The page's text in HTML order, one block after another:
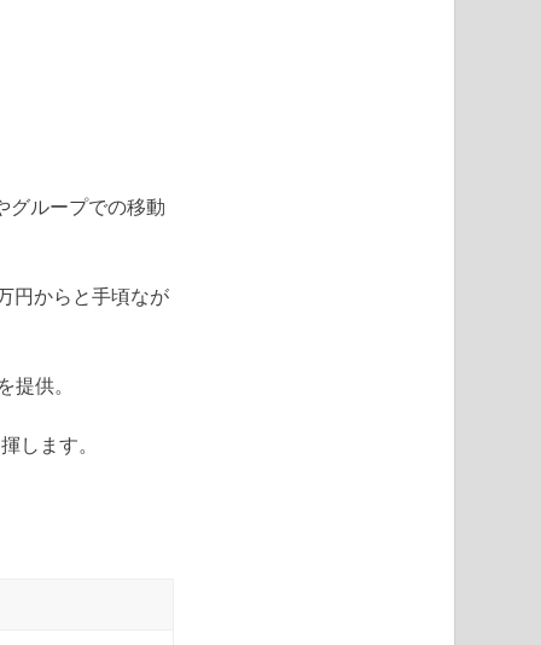
グループでの移動
円からと手頃なが
提供。
します。